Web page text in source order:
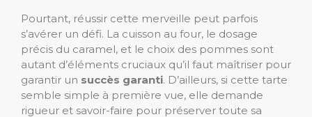
Pourtant, réussir cette merveille peut parfois
s’avérer un défi. La cuisson au four, le dosage
précis du caramel, et le choix des pommes sont
autant d’éléments cruciaux qu’il faut maîtriser pour
garantir un succès garanti. D’ailleurs, si cette tarte
semble simple à première vue, elle demande
rigueur et savoir-faire pour préserver toute sa